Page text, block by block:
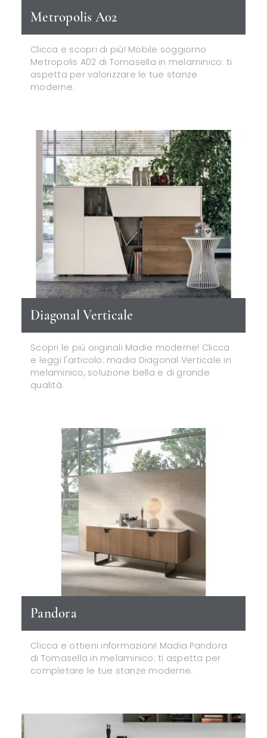
Metropolis A02
Clicca e scopri di più! Mobile soggiorno
Metropolis A02 di Tomasella in melaminico: ti
aspetta per valorizzare le tue stanze
moderne.
Diagonal Verticale
Scopri le più originali Madie moderne! Clicca
e leggi l'articolo: madia Diagonal Verticale in
melaminico, soluzione bella e di grande
qualità.
Pandora
Clicca e ottieni informazioni! Madia Pandora
di Tomasella in melaminico: ti aspetta per
completare le tue stanze moderne.